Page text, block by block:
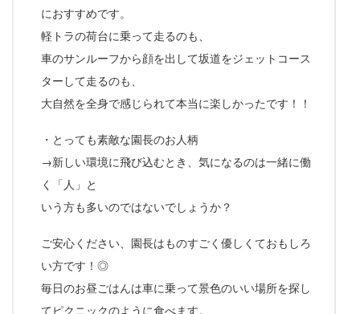
におすすめです。
軽トラの荷台に乗って走るのも、
車のサンルーフから顔を出して坂道をジェットコース
ターして走るのも、
大自然を全身で感じられて本当に楽しかったです！！
・とっても素敵な園長のお人柄
→新しい環境に飛び込むとき、気になるのは一緒に働
く「人」と
いう方も多いのではないでしょうか？
ご安心ください、園長はものすごく優しくておもしろ
い方です！◎
毎日のお昼ごはんは車に乗って景色のいい場所を探し
てピクニックのように食べます。